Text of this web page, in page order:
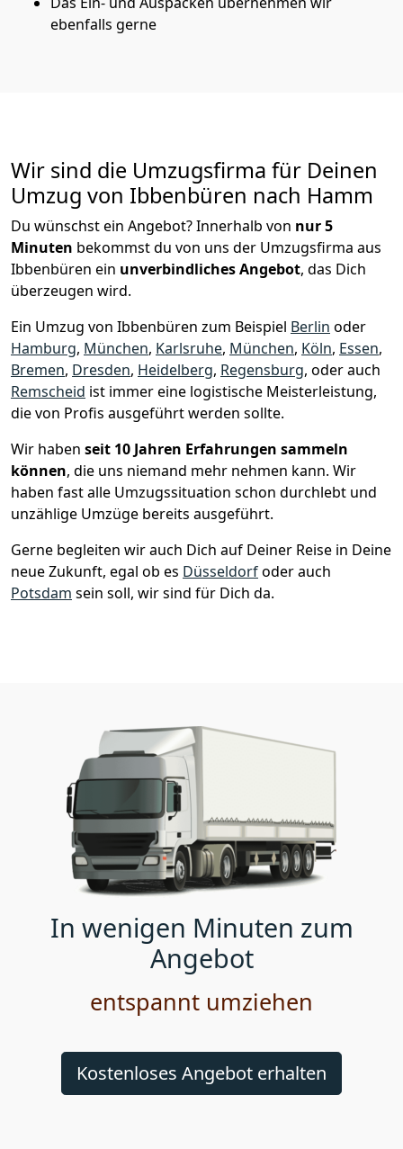
ebenfalls gerne
Wir sind die Umzugsfirma für Deinen
Umzug von Ibbenbüren nach Hamm
Du wünschst ein Angebot? Innerhalb von nur 5
Minuten bekommst du von uns der Umzugsfirma aus
Ibbenbüren ein unverbindliches Angebot, das Dich
überzeugen wird.
Ein Umzug von Ibbenbüren zum Beispiel Berlin oder
Hamburg, München, Karlsruhe, München, Köln, Essen,
Bremen, Dresden, Heidelberg, Regensburg, oder auch
Remscheid ist immer eine logistische Meisterleistung,
die von Profis ausgeführt werden sollte.
Wir haben seit 10 Jahren Erfahrungen sammeln
können, die uns niemand mehr nehmen kann. Wir
haben fast alle Umzugssituation schon durchlebt und
unzählige Umzüge bereits ausgeführt.
Gerne begleiten wir auch Dich auf Deiner Reise in Deine
neue Zukunft, egal ob es Düsseldorfoder auch
Potsdam sein soll, wir sind für Dich da.
In wenigen Minuten zum
Angebot
entspannt umziehen
Kostenloses Angebot erhalten